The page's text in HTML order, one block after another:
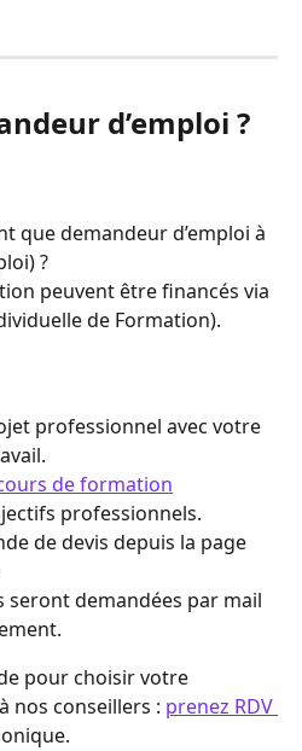
d’emploi ?
que demandeur d’emploi à
?
peuvent être financés via
de Formation).
professionnel avec votre
de formation
professionnels.
de devis depuis la page
seront demandées par mail
pour choisir votre
nos conseillers : prenez RDV